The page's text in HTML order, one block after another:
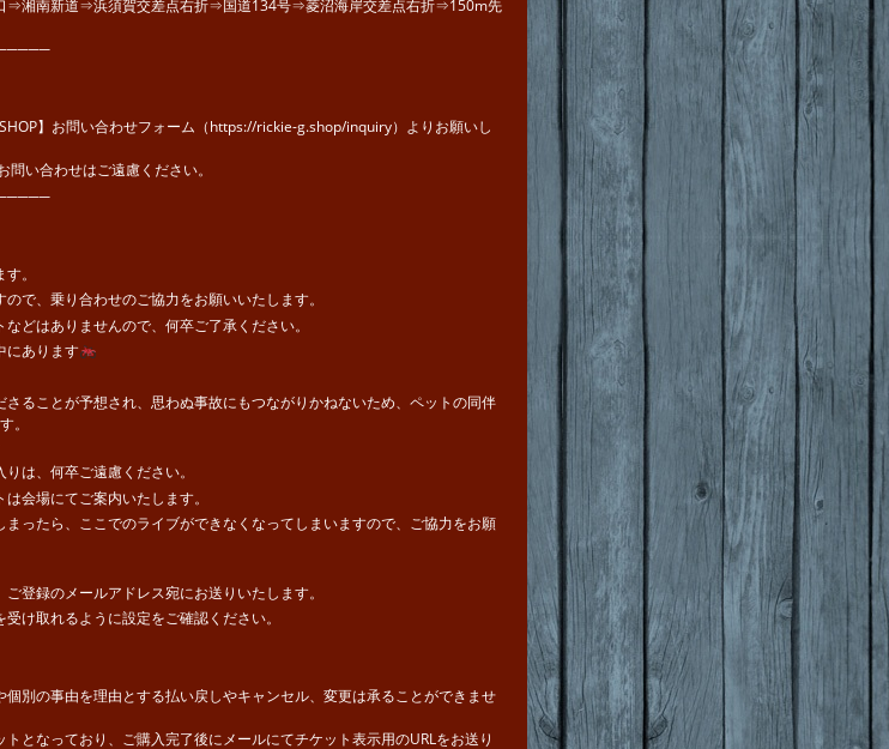
⇒湘南新道⇒浜須賀交差点右折⇒国道134号⇒菱沼海岸交差点右折⇒150m先
SHOP】お問い合わせフォーム（https://rickie-g.shop/inquiry）よりお願いし
い合わせはご遠慮ください。
。
で、乗り合わせのご協力をお願いいたします。
どはありませんので、何卒ご了承ください。
にあります
さることが予想され、思わぬ事故にもつながりかねないため、ペットの同伴
。
は、何卒ご遠慮ください。
会場にてご案内いたします。
まったら、ここでのライブができなくなってしまいますので、ご協力をお願
登録のメールアドレス宛にお送りいたします。
け取れるように設定をご確認ください。
個別の事由を理由とする払い戻しやキャンセル、変更は承ることができませ
トとなっており、ご購入完了後にメールにてチケット表示用のURLをお送り